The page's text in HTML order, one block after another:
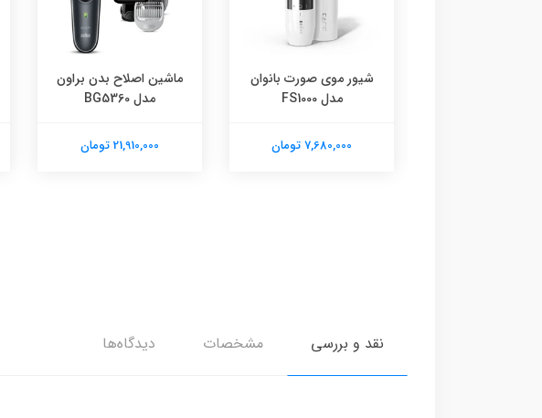
شیور موی صورت بانوان
مدل FS1000
7,680,000 تومان
ماشین اصلاح بدن براون
مدل BG5360
21,910,000 تومان
نقد و بررسی مشخصات دیدگاه‌ها